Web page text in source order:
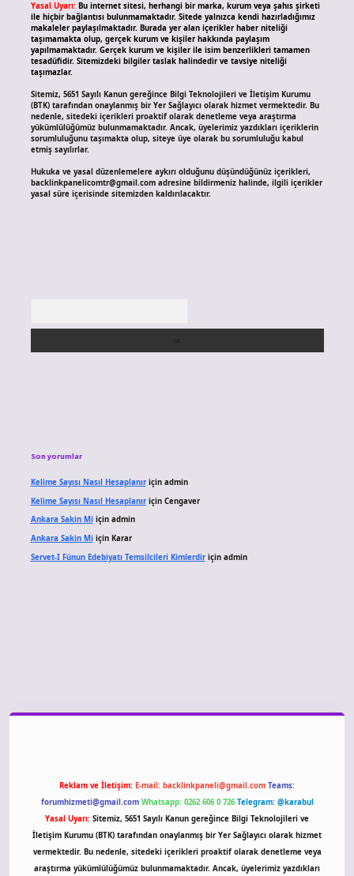
Yasal Uyarı: Bu internet sitesi, herhangi bir marka, kurum veya şahıs şirketi
ile hiçbir bağlantısı bulunmamaktadır. Sitede yalnızca kendi hazırladığımız
makaleler paylaşılmaktadır. Burada yer alan içerikler haber niteliği
taşımamakta olup, gerçek kurum ve kişiler hakkında paylaşım
yapılmamaktadır. Gerçek kurum ve kişiler ile isim benzerlikleri tamamen
tesadüfidir. Sitemizdeki bilgiler taslak halindedir ve tavsiye niteliği
taşımazlar.
Sitemiz, 5651 Sayılı Kanun gereğince Bilgi Teknolojileri ve İletişim Kurumu
(BTK) tarafından onaylanmış bir Yer Sağlayıcı olarak hizmet vermektedir. Bu
nedenle, sitedeki içerikleri proaktif olarak denetleme veya araştırma
yükümlülüğümüz bulunmamaktadır. Ancak, üyelerimiz yazdıkları içeriklerin
sorumluluğunu taşımakta olup, siteye üye olarak bu sorumluluğu kabul
etmiş sayılırlar.
Hukuka ve yasal düzenlemelere aykırı olduğunu düşündüğünüz içerikleri,
backlinkpanelicomtr@gmail.comadresine bildirmeniz halinde, ilgili içerikler
yasal süre içerisinde sitemizden kaldırılacaktır.
Son yorumlar
Kelime Sayısı Nasıl Hesaplanıriçin admin
Kelime Sayısı Nasıl Hesaplanıriçin Cengaver
Ankara Sakin Miiçin admin
Ankara Sakin Miiçin Karar
Servet-I Fünun Edebiyatı Temsilcileri Kimlerdiriçin admin
Reklam ve İletişim: E-mail: backlinkpaneli@gmail.com Teams:
forumhizmeti@gmail.com Whatsapp: 0262 606 0 726 Telegram: @karabul
Yasal Uyarı: Sitemiz, 5651 Sayılı Kanun gereğince Bilgi Teknolojileri ve
İletişim Kurumu (BTK) tarafından onaylanmış bir Yer Sağlayıcı olarak hizmet
vermektedir. Bu nedenle, sitedeki içerikleri proaktif olarak denetleme veya
araştırma yükümlülüğümüz bulunmamaktadır. Ancak, üyelerimiz yazdıkları